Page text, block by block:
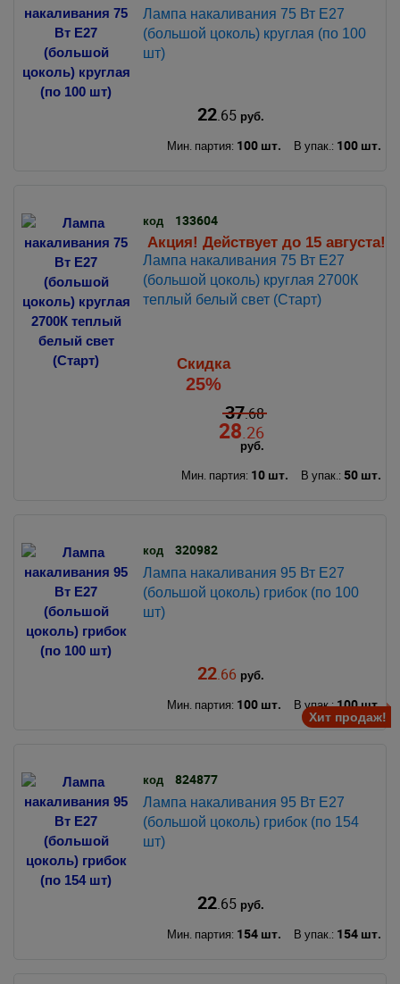
Лампа накаливания 75 Вт Е27
(большой цоколь) круглая (по 100
шт)
22.65руб.
Мин. партия: 100 шт. В упак.: 100 шт.
код
133604
Акция! Действует до 15 августа!
Лампа накаливания 75 Вт Е27
(большой цоколь) круглая 2700К
теплый белый свет (Старт)
Скидка
25%
37.68
28 .26
руб.
Мин. партия: 10 шт. В упак.: 50 шт.
Хит продаж!
код 320982
Лампа накаливания 95 Вт Е27
(большой цоколь) грибок (по 100
шт)
22.66 руб.
Мин. партия: 100 шт. В упак.:100 шт.
код 824877
Лампа накаливания 95 Вт Е27
(большой цоколь) грибок (по 154
шт)
22.65руб.
Мин. партия: 154 шт. В упак.: 154 шт.